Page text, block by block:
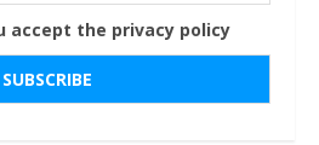
accept the privacy policy